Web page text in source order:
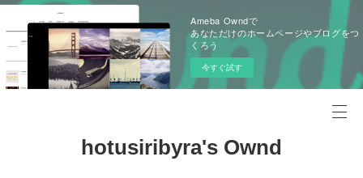
Ameba Owndで
あなただけのホームページやブログをつ
くろう
今すぐ試す
hotusiribyra's Ownd